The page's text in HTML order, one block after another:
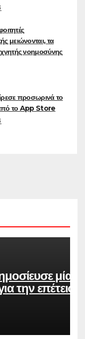
μειώνονται, τα
νοημοσύνης
προσωρινά το
το App Store
μία
την επέτειο